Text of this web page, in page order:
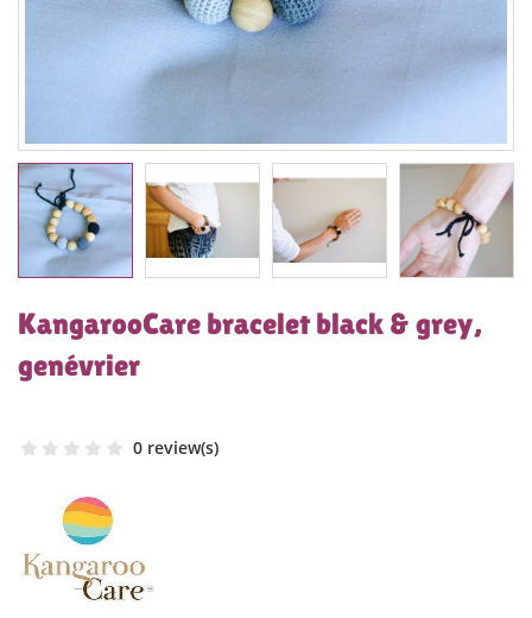
KangarooCare bracelet black & grey,
genévrier
0 review(s)